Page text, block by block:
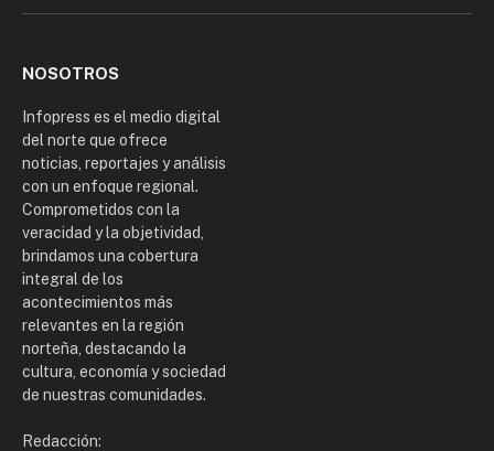
(Twitter)
NOSOTROS
Infopress es el medio digital
del norte que ofrece
noticias, reportajes y análisis
con un enfoque regional.
Comprometidos con la
veracidad y la objetividad,
brindamos una cobertura
integral de los
acontecimientos más
relevantes en la región
norteña, destacando la
cultura, economía y sociedad
de nuestras comunidades.
Redacción: